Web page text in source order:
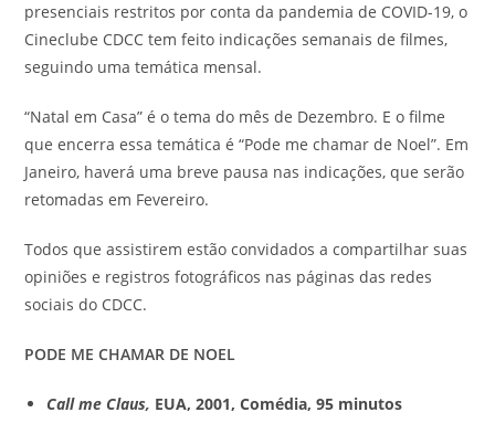
presenciais restritos por conta da pandemia de COVID-19, o
Cineclube CDCC tem feito indicações semanais de filmes,
seguindo uma temática mensal.
“Natal em Casa” é o tema do mês de Dezembro. E o filme
que encerra essa temática é “Pode me chamar de Noel”. Em
Janeiro, haverá uma breve pausa nas indicações, que serão
retomadas em Fevereiro.
Todos que assistirem estão convidados a compartilhar suas
opiniões e registros fotográficos nas páginas das redes
sociais do CDCC.
PODE ME CHAMAR DE NOEL
Call me Claus, EUA, 2001, Comédia, 95 minutos